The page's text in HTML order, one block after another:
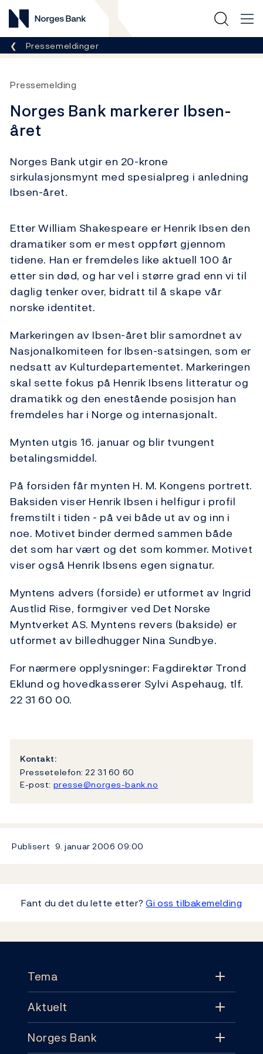
Norges Bank
Her er du nå:
Pressemeldinger
Pressemelding
Norges Bank markerer Ibsen-
året
Norges Bank utgir en 20-krone
sirkulasjonsmynt med spesialpreg i anledning
Ibsen-året.
Etter William Shakespeare er Henrik Ibsen den
dramatiker som er mest oppført gjennom
tidene. Han er fremdeles like aktuell 100 år
etter sin død, og har vel i større grad enn vi til
daglig tenker over, bidratt til å skape vår
norske identitet.
Markeringen av Ibsen-året blir samordnet av
Nasjonalkomiteen for Ibsen-satsingen, som er
nedsatt av Kulturdepartementet. Markeringen
skal sette fokus på Henrik Ibsens litteratur og
dramatikk og den enestående posisjon han
fremdeles har i Norge og internasjonalt.
Mynten utgis 16. januar og blir tvungent
betalingsmiddel.
På forsiden får mynten H. M. Kongens portrett.
Baksiden viser Henrik Ibsen i helfigur i profil
fremstilt i tiden - på vei både ut av og inn i
noe. Motivet binder dermed sammen både
det som har vært og det som kommer. Motivet
viser også Henrik Ibsens egen signatur.
Myntens advers (forside) er utformet av Ingrid
Austlid Rise, formgiver ved Det Norske
Myntverket AS. Myntens revers (bakside) er
utformet av billedhugger Nina Sundbye.
For nærmere opplysninger: Fagdirektør Trond
Eklund og hovedkasserer Sylvi Aspehaug, tlf.
22 31 60 00.
Kontakt:
Pressetelefon: 22 31 60 60
E-post: presse@norges-bank.no
Publisert 9. januar 200609:00
Fant du det du lette etter?Gi oss tilbakemelding
Tema
Tema
Pengepolitikk
Aktuelt
Aktuelt
Norges Bank